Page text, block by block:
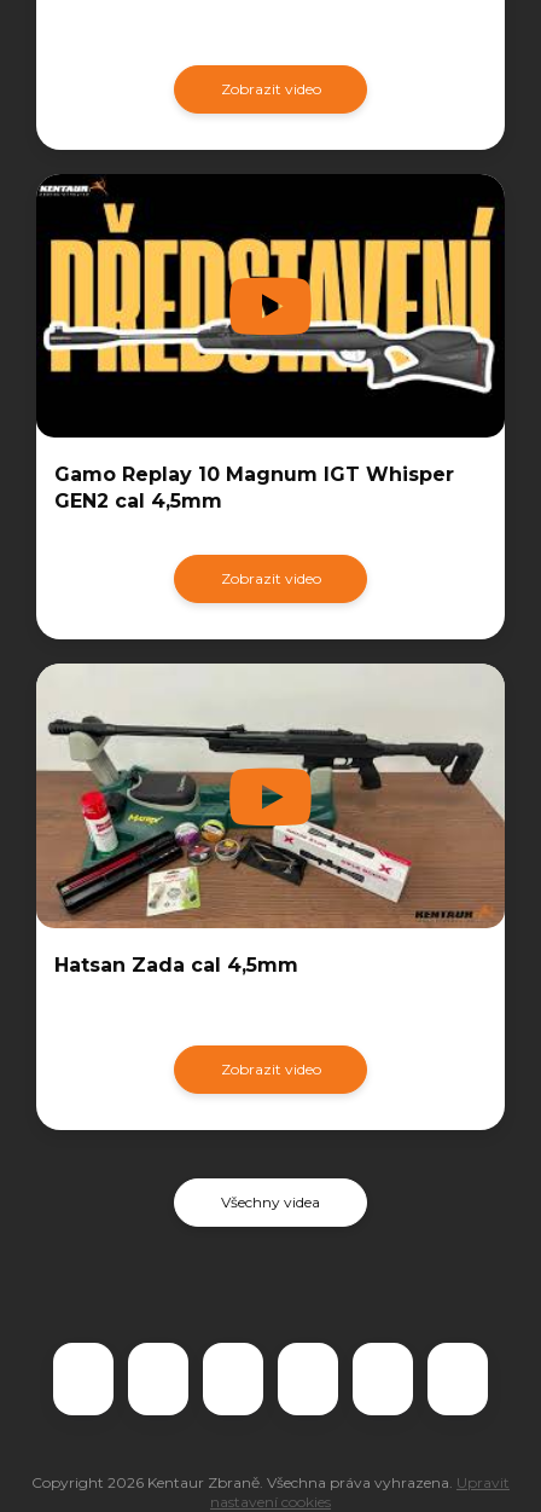
Zobrazit video
Gamo Replay 10 Magnum IGT Whisper
GEN2 cal 4,5mm
Zobrazit video
Hatsan Zada cal 4,5mm
Zobrazit video
Všechny videa
Copyright 2026 Kentaur Zbraně . Všechna práva vyhrazena. Upravit
nastavení cookies